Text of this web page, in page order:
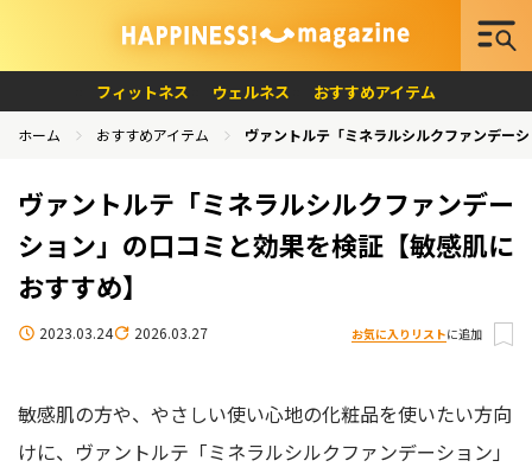
フィットネス ウェルネス おすすめアイテム
ホーム おすすめアイテム ヴァントルテ「ミネラルシルクファンデー
ヴァントルテ「ミネラルシルクファンデー
ション」の口コミと効果を検証【敏感肌に
おすすめ】
2023.03.24 2026.03.27 お気に入りリストに追加
敏感肌の方や、やさしい使い心地の化粧品を使いたい方向
けに、ヴァントルテ「ミネラルシルクファンデーション」